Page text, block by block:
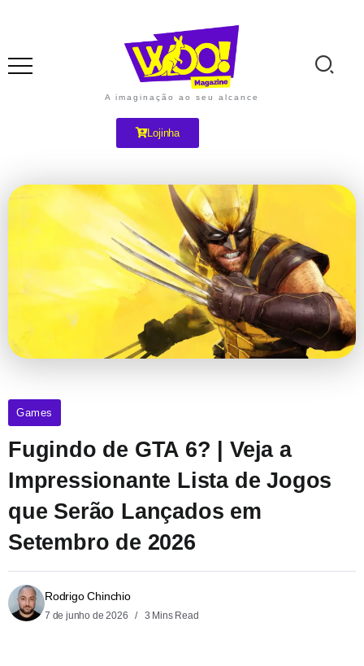
A imaginação ao seu alcance
Lojinha
Games
Fugindo de GTA 6? | Veja a
Impressionante Lista de Jogos
que Serão Lançados em
Setembro de 2026
Rodrigo Chinchio
7 de junho de 2026 3 Mins Read